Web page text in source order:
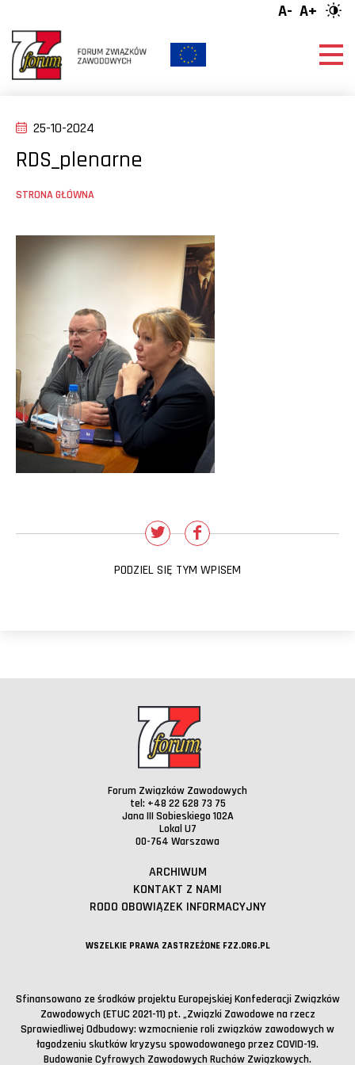
A- A+
25-10-2024
RDS_plenarne
STRONA GŁÓWNA
PODZIEL SIĘ TYM WPISEM
Forum Związków Zawodowych
tel: +48 22 628 73 75
Jana III Sobieskiego 102A
Lokal U7
00-764 Warszawa
ARCHIWUM
KONTAKT Z NAMI
RODO OBOWIĄZEK INFORMACYJNY
WSZELKIE PRAWA ZASTRZEŻONE FZZ.ORG.PL
Sfinansowano ze środków projektu Europejskiej Konfederacji Związków
Zawodowych (ETUC 2021-11) pt. „Związki Zawodowe na rzecz
Sprawiedliwej Odbudowy: wzmocnienie roli związków zawodowych w
łagodzeniu skutków kryzysu spowodowanego przez COVID-19.
Budowanie Cyfrowych Zawodowych Ruchów Związkowych.